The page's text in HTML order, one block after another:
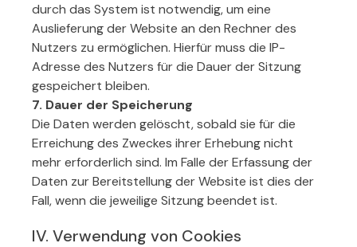
durch das System ist notwendig, um eine
Auslieferung der Website an den Rechner des
Nutzers zu ermöglichen. Hierfür muss die IP-
Adresse des Nutzers für die Dauer der Sitzung
gespeichert bleiben.
7. Dauer der Speicherung
Die Daten werden gelöscht, sobald sie für die
Erreichung des Zweckes ihrer Erhebung nicht
mehr erforderlich sind. Im Falle der Erfassung der
Daten zur Bereitstellung der Website ist dies der
Fall, wenn die jeweilige Sitzung beendet ist.
IV. Verwendung von Cookies